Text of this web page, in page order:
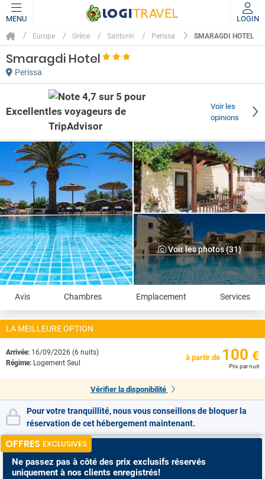
MENU LOGIN
Europe Grèce Santorin Perissa SMARAGDI HOTEL
Smaragdi Hotel
Perissa
Excellent
Voir les
opinions
Voir les photos (31)
Avis Chambres Emplacement Services
LA MEILLEURE OPTION
Arrivée: 16/09/2026 (6 nuits)
Régime: Logement Seul
à partir de 100 €
Prix par nuit
Vérifier la disponibilité
Pour votre tranquillité, nous vous conseillons de bloquer la
réservation de cet hébergement maintenant.
OFFRES EXCLUSIVES
Ne passez pas à côté des prix exclusifs réservés
uniquement à nos clients enregistrés!